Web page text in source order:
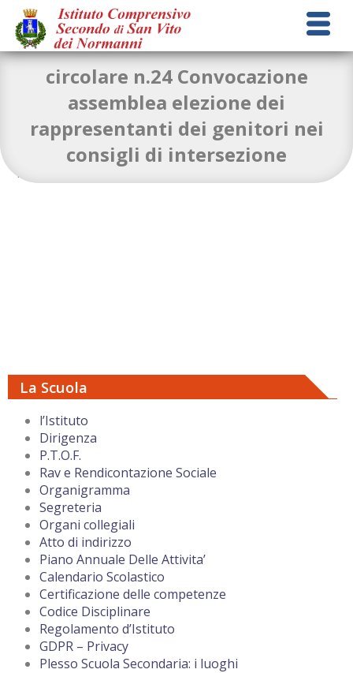
La Scuola
l’Istituto
Dirigenza
P.T.O.F.
Rav e Rendicontazione Sociale
Organigramma
Segreteria
Organi collegiali
Atto di indirizzo
Piano Annuale Delle Attivita’
Calendario Scolastico
Certificazione delle competenze
Codice Disciplinare
Regolamento d’Istituto
GDPR – Privacy
Plesso Scuola Secondaria: i luoghi
circolare n.24 Convocazione
assemblea elezione dei
rappresentanti dei genitori nei
consigli di intersezione
circolare n.24 Convocazione assemblea elezione dei
rappresentanti dei genitori nei consigli di
intersezione